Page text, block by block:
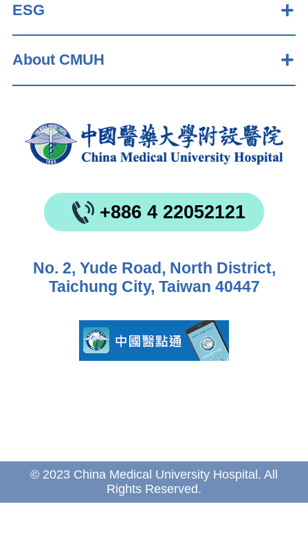
ESG
About CMUH
+886 4 22052121
No. 2, Yude Road, North District,
Taichung City, Taiwan 40447
© 2023 China Medical University Hospital. All
Rights Reserved.